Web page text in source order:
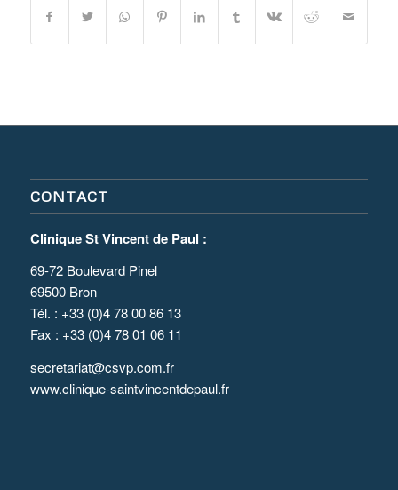
CONTACT
Clinique St Vincent de Paul :
69-72 Boulevard Pinel
69500 Bron
Tél. : +33 (0)4 78 00 86 13
Fax : +33 (0)4 78 01 06 11
secretariat@csvp.com.fr
www.clinique-saintvincentdepaul.fr